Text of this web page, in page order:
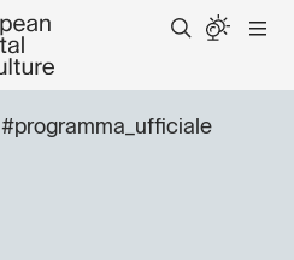
#programma_ufficiale